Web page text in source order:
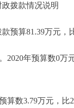
拨款情况说明
算81.39万元，
年预算数0万
数3.79万元，比